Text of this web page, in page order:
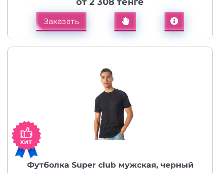
Заказать
Футболка Super club мужская, черный